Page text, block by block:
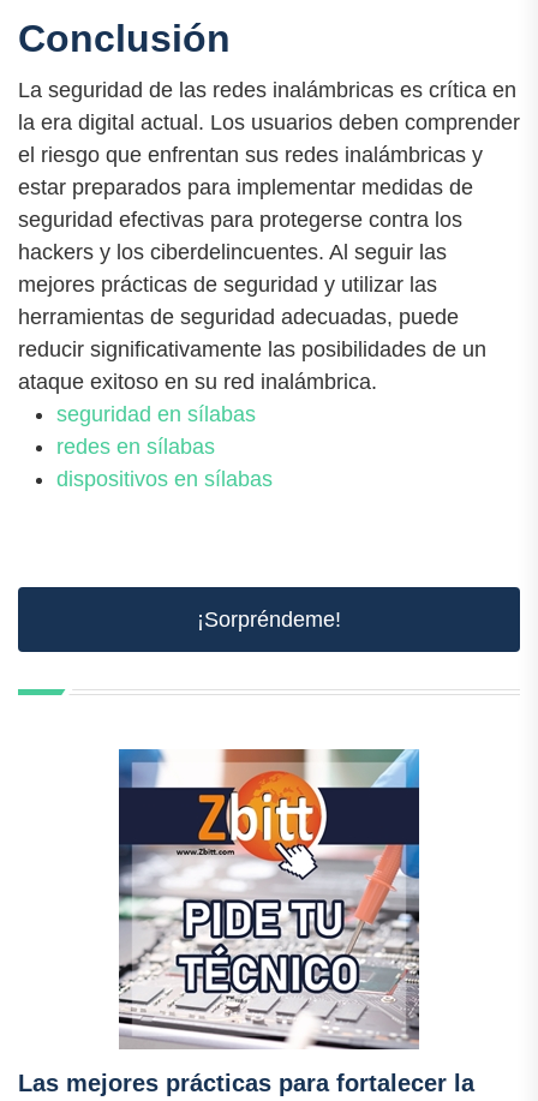
Conclusión
La seguridad de las redes inalámbricas es crítica en
la era digital actual. Los usuarios deben comprender
el riesgo que enfrentan sus redes inalámbricas y
estar preparados para implementar medidas de
seguridad efectivas para protegerse contra los
hackers y los ciberdelincuentes. Al seguir las
mejores prácticas de seguridad y utilizar las
herramientas de seguridad adecuadas, puede
reducir significativamente las posibilidades de un
ataque exitoso en su red inalámbrica.
seguridad en sílabas
redes en sílabas
dispositivos en sílabas
¡Sorpréndeme!
Las mejores prácticas para fortalecer la